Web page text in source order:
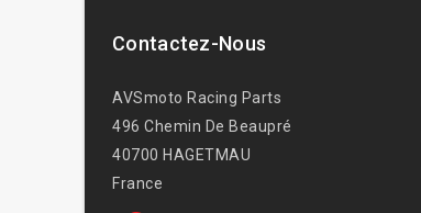
Contactez-Nous
AVSmoto Racing Parts
496 Chemin De Beaupré
40700 HAGETMAU
France